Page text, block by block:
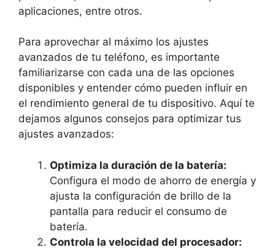
aplicaciones, entre otros.
Para aprovechar al máximo los ajustes
avanzados de tu teléfono, es importante
familiarizarse con cada una de las opciones
disponibles y entender cómo pueden influir en
el rendimiento general de tu dispositivo. Aquí te
dejamos algunos consejos para optimizar tus
ajustes avanzados:
Optimiza la duración de la batería:
Configura el modo de ahorro de energía y
ajusta la configuración de brillo de la
pantalla para reducir el consumo de
batería.
Controla la velocidad del procesador: